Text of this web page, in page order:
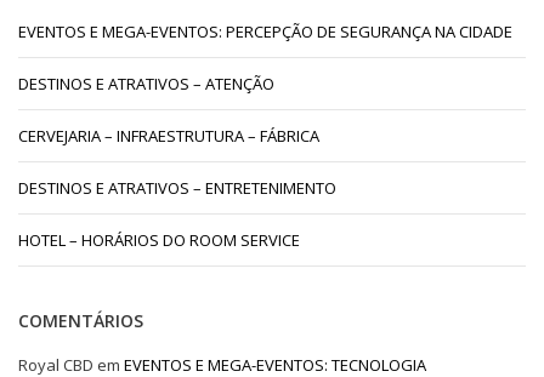
EVENTOS E MEGA-EVENTOS: PERCEPÇÃO DE SEGURANÇA NA CIDADE
DESTINOS E ATRATIVOS – ATENÇÃO
CERVEJARIA – INFRAESTRUTURA – FÁBRICA
DESTINOS E ATRATIVOS – ENTRETENIMENTO
HOTEL – HORÁRIOS DO ROOM SERVICE
COMENTÁRIOS
Royal CBD em EVENTOS E MEGA-EVENTOS: TECNOLOGIA